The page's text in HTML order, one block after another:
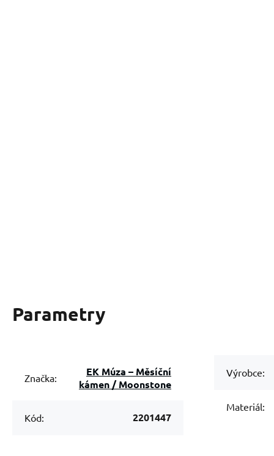
Parametry
Značka:
EK Múza – Měsíční
kámen / Moonstone
Kód: 2201447
Výrobce:
Materiál: